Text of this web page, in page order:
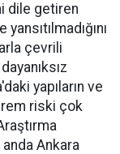
dile getiren
çevrili
yapıların ve
riski çok
Ankara